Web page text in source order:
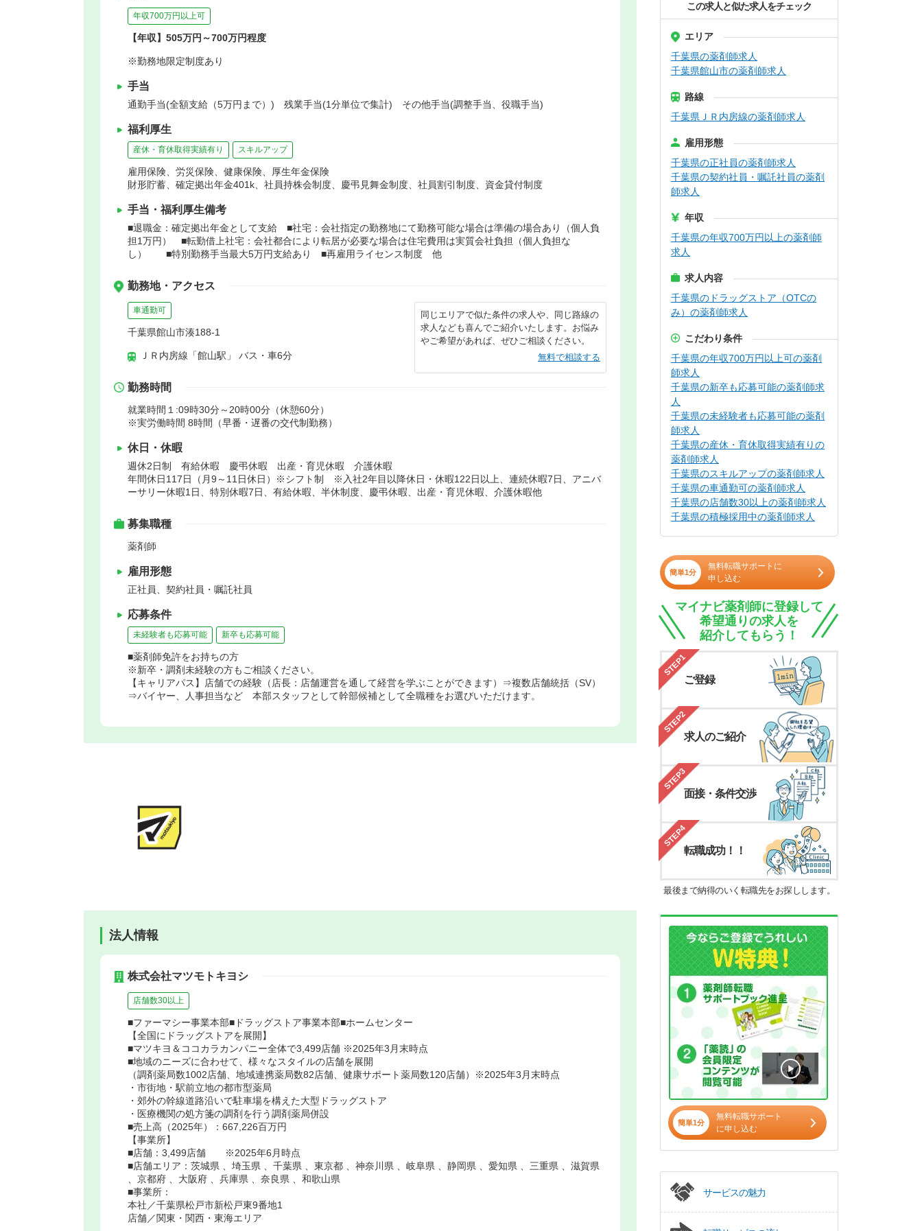
年収700万円以上可
【年収】505万円～700万円程度
※勤務地限定制度あり
手当
通勤手当(全額支給（5万円まで）) 残業手当(1分単位で集計) その他手当(調整手当、役職手当)
福利厚生
産休・育休取得実績有り スキルアップ
雇用保険、労災保険、健康保険、厚生年金保険
財形貯蓄、確定拠出年金401k、社員持株会制度、慶弔見舞金制度、社員割引制度、資金貸付制度
手当・福利厚生備考
■退職金：確定拠出年金として支給 ■社宅：会社指定の勤務地にて勤務可能な場合は準備の場合あり（個人負
担1万円） ■転勤借上社宅：会社都合により転居が必要な場合は住宅費用は実質会社負担（個人負担な
し） ■特別勤務手当最大5万円支給あり ■再雇用ライセンス制度 他
勤務地・アクセス
車通勤可
千葉県館山市湊188-1
ＪＲ内房線「館山駅」 バス・車6分
同じエリアで似た条件の求人や、同じ路線の
求人なども喜んでご紹介いたします。お悩み
やご希望があれば、ぜひご相談ください。
無料で相談する
勤務時間
就業時間１:09時30分～20時00分（休憩60分）
※実労働時間 8時間（早番・遅番の交代制勤務）
休日・休暇
週休2日制 有給休暇 慶弔休暇 出産・育児休暇 介護休暇
年間休日117日（月9～11日休日）※シフト制 ※入社2年目以降休日・休暇122日以上、連続休暇7日、アニバ
ーサリー休暇1日、特別休暇7日、有給休暇、半休制度、慶弔休暇、出産・育児休暇、介護休暇他
募集職種
薬剤師
雇用形態
正社員、契約社員・嘱託社員
応募条件
未経験者も応募可能 新卒も応募可能
■薬剤師免許をお持ちの方
※新卒・調剤未経験の方もご相談ください。
【キャリアパス】店舗での経験（店長：店舗運営を通して経営を学ぶことができます）⇒複数店舗統括（SV）
⇒バイヤー、人事担当など 本部スタッフとして幹部候補として全職種をお選びいただけます。
法人情報
株式会社マツモトキヨシ
店舗数30以上
■ファーマシー事業本部■ドラッグストア事業本部■ホームセンター
【全国にドラッグストアを展開】
■マツキヨ＆ココカラカンパニー全体で3,499店舗 ※2025年3月末時点
■地域のニーズに合わせて、様々なスタイルの店舗を展開
（調剤薬局数1002店舗、地域連携薬局数82店舗、健康サポート薬局数120店舗）※2025年3月末時点
・市街地・駅前立地の都市型薬局
・郊外の幹線道路沿いで駐車場を構えた大型ドラッグストア
・医療機関の処方箋の調剤を行う調剤薬局併設
■売上高（2025年）：667,226百万円
【事業所】
■店舗：3,499店舗 ※2025年6月時点
■店舗エリア：茨城県 、埼玉県 、千葉県 、東京都 、神奈川県 、岐阜県 、静岡県 、愛知県 、三重県 、滋賀県
、京都府 、大阪府 、兵庫県 、奈良県 、和歌山県
■事業所：
本社／千葉県松戸市新松戸東9番地1
店舗／関東・関西・東海エリア
この求人と似た求人をチェック
エリア
千葉県の薬剤師求人
千葉県館山市の薬剤師求人
路線
千葉県ＪＲ内房線の薬剤師求人
雇用形態
千葉県の正社員の薬剤師求人
千葉県の契約社員・嘱託社員の薬剤
師求人
年収
千葉県の年収700万円以上の薬剤師
求人
求人内容
千葉県のドラッグストア（OTCの
み）の薬剤師求人
こだわり条件
千葉県の年収700万円以上可の薬剤
師求人
千葉県の新卒も応募可能の薬剤師求
人
千葉県の未経験者も応募可能の薬剤
師求人
千葉県の産休・育休取得実績有りの
薬剤師求人
千葉県のスキルアップの薬剤師求人
千葉県の車通勤可の薬剤師求人
千葉県の店舗数30以上の薬剤師求人
千葉県の積極採用中の薬剤師求人
簡単1分
無料転職サポートに
申し込む
マイナビ薬剤師に登録して
希望通りの求人を
紹介してもらう！
STEP1
ご登録
STEP2
求人のご紹介
STEP3
面接・条件交渉
STEP4
転職成功！！
最後まで納得のいく転職先をお探しします。
簡単1分
無料転職サポート
に申し込む
サービスの魅力